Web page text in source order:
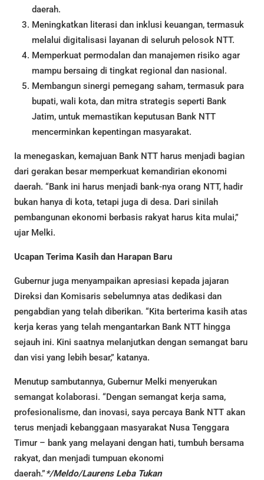
daerah.
Meningkatkan literasi dan inklusi keuangan, termasuk
melalui digitalisasi layanan di seluruh pelosok NTT.
Memperkuat permodalan dan manajemen risiko agar
mampu bersaing di tingkat regional dan nasional.
Membangun sinergi pemegang saham, termasuk para
bupati, wali kota, dan mitra strategis seperti Bank
Jatim, untuk memastikan keputusan Bank NTT
mencerminkan kepentingan masyarakat.
Ia menegaskan, kemajuan Bank NTT harus menjadi bagian
dari gerakan besar memperkuat kemandirian ekonomi
daerah. “Bank ini harus menjadi bank-nya orang NTT, hadir
bukan hanya di kota, tetapi juga di desa. Dari sinilah
pembangunan ekonomi berbasis rakyat harus kita mulai,”
ujar Melki.
Ucapan Terima Kasih dan Harapan Baru
Gubernur juga menyampaikan apresiasi kepada jajaran
Direksi dan Komisaris sebelumnya atas dedikasi dan
pengabdian yang telah diberikan. “Kita berterima kasih atas
kerja keras yang telah mengantarkan Bank NTT hingga
sejauh ini. Kini saatnya melanjutkan dengan semangat baru
dan visi yang lebih besar,” katanya.
Menutup sambutannya, Gubernur Melki menyerukan
semangat kolaborasi. “Dengan semangat kerja sama,
profesionalisme, dan inovasi, saya percaya Bank NTT akan
terus menjadi kebanggaan masyarakat Nusa Tenggara
Timur – bank yang melayani dengan hati, tumbuh bersama
rakyat, dan menjadi tumpuan ekonomi
daerah.”*/Meldo/Laurens Leba Tukan